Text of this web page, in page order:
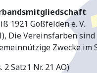
1921 Goßfelden e. V.
Die Vereinsfarben
Zwecke im
Satz1 Nr. 21 AO)